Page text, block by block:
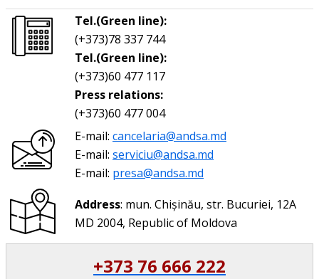
Tel.(Green line):
(+373)78 337 744
Tel.(Green line):
(+373)60 477 117
Press relations:
(+373)60 477 004
E-mail: cancelaria@andsa.md
E-mail: serviciu@andsa.md
E-mail: presa@andsa.md
Address: mun. Chișinău, str. Bucuriei, 12A
MD 2004, Republic of Moldova
+373 76 666 222